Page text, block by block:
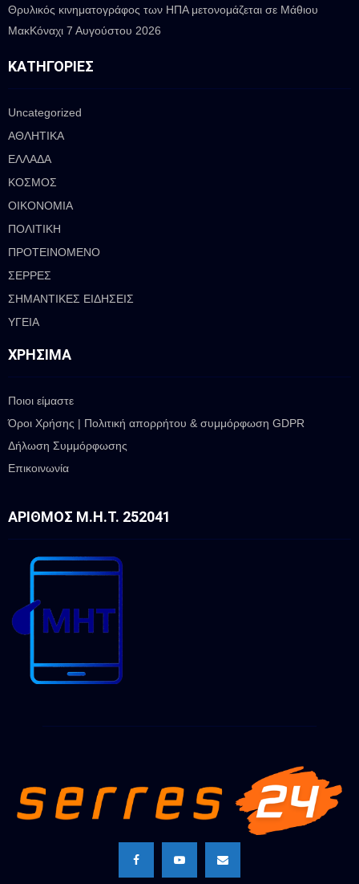
Θρυλικός κινηματογράφος των ΗΠΑ μετονομάζεται σε Μάθιου
ΜακΚόναχι 7 Αυγούστου 2026
ΚΑΤΗΓΟΡΊΕΣ
Uncategorized
ΑΘΛΗΤΙΚΑ
ΕΛΛΑΔΑ
ΚΟΣΜΟΣ
ΟΙΚΟΝΟΜΙΑ
ΠΟΛΙΤΙΚΗ
ΠΡΟΤΕΙΝΟΜΕΝΟ
ΣΕΡΡΕΣ
ΣΗΜΑΝΤΙΚΕΣ ΕΙΔΗΣΕΙΣ
ΥΓΕΙΑ
ΧΡΉΣΙΜΑ
Ποιοι είμαστε
Όροι Χρήσης | Πολιτική απορρήτου & συμμόρφωση GDPR
Δήλωση Συμμόρφωσης
Επικοινωνία
ΑΡΙΘΜΌΣ Μ.Η.Τ. 252041